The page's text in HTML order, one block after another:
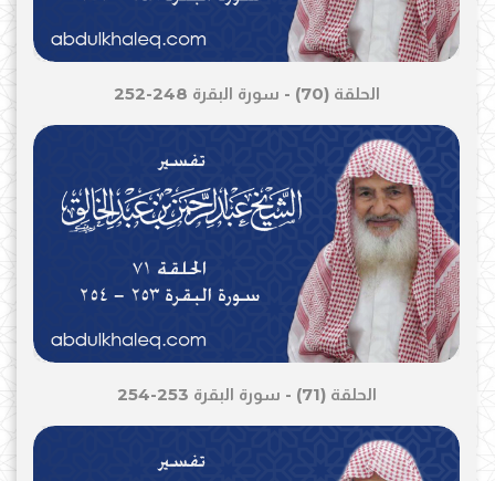
الحلقة (70) - سورة البقرة 248-252
الحلقة (71) - سورة البقرة 253-254